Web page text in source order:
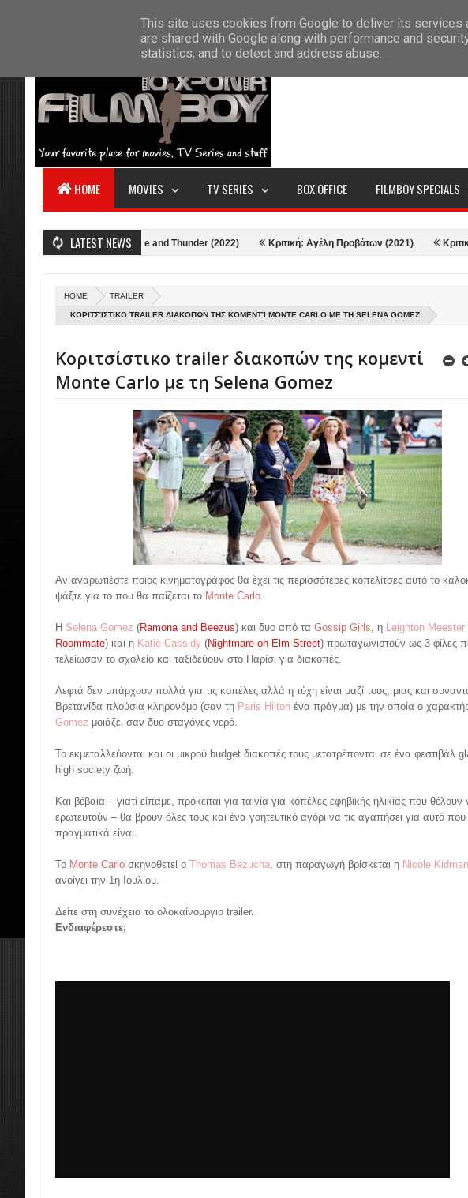
HOME ABOUT US CONTACT SITEMAP
HOME MOVIES TV SERIES BOX OFFICE FILMBOY SPECIALS
LATEST NEWS
Κριτική: Thor: Love and Thunder (2022) Κριτική: Αγέλη Προβάτων (2021) Κριτική: Η
HOME TRAILER
ΚΟΡΙΤΣΊΣΤΙΚΟ TRAILER ΔΙΑΚΟΠΏΝ ΤΗΣ ΚΟΜΕΝΤΊ MONTE CARLO ΜΕ ΤΗ SELENA GOMEZ
Κοριτσίστικο trailer διακοπών της κομεντί
Monte Carlo με τη Selena Gomez
Αν αναρωτιέστε ποιος κινηματογράφος θα έχει τις περισσότερες κοπελίτσες αυτό το
ψάξτε για το που θα παίζεται το Monte Carlo.
Η Selena Gomez (Ramona and Beezus) και δυο από τα Gossip Girls, η Leighton Meester
Roommate) και η Katie Cassidy (Nightmare on Elm Street) πρωταγωνιστούν ως 3 φίλες
τελείωσαν το σχολείο και ταξιδεύουν στο Παρίσι για διακοπές.
Λεφτά δεν υπάρχουν πολλά για τις κοπέλες αλλά η τύχη είναι μαζί τους, μιας και
Βρετανίδα πλούσια κληρονόμο (σαν τη Paris Hilton ένα πράγμα) με την οποία ο
Gomez μοιάζει σαν δυο σταγόνες νερό.
Το εκμεταλλεύονται και οι μικρού budget διακοπές τους μετατρέπονται σε ένα φεστιβάλ
high society ζωή.
Και βέβαια – γιατί είπαμε, πρόκειται για ταινία για κοπέλες εφηβικής ηλικίας που θέλουν
ερωτευτούν – θα βρουν όλες τους και ένα γοητευτικό αγόρι να τις αγαπήσει για αυτό που
πραγματικά είναι.
Το Monte Carlo σκηνοθετεί ο Thomas Bezucha, στη παραγωγή βρίσκεται η Nicole Kidman
ανοίγει την 1η Ιουλίου.
Δείτε στη συνέχεια το ολοκαίνουργιο trailer.
Ενδιαφέρεστε;
This site uses cookies from Google to deliver its services
are shared with Google along with performance and
statistics, and to detect and address abuse.